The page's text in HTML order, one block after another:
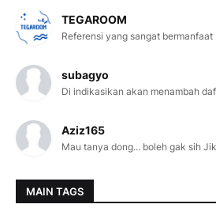
TEGAROOM
Referensi yang sangat
subagyo
Di indikasikan akan menambah
Aziz165
Mau tanya dong... boleh gak sih
MAIN TAGS